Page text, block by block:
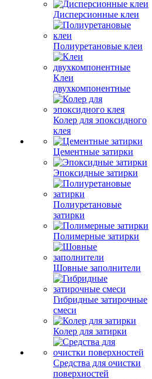
Дисперсионные клеи
Полиуретановые клеи
Клеи
двухкомпонентные
Колер для эпоксидного
клея
Цементные затирки
Эпоксидные затирки
Полиуретановые
затирки
Полимерные затирки
Шовные заполнители
Гибридные затирочные
смеси
Колер для затирки
Средства для очистки
поверхностей